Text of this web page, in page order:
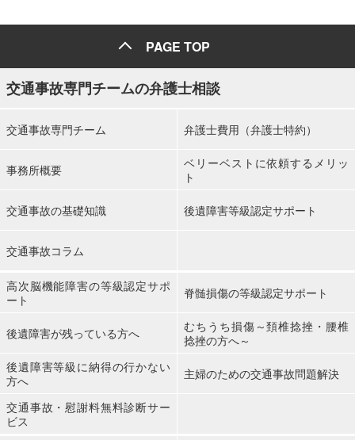
PAGE TOP
交通事故専門チームの弁護士相談
交通事故専門チーム 弁護士費用（弁護士特約）
事務所概要
ベリーベストに依頼するメリッ
ト
交通事故の基礎知識 後遺障害等級認定サポート
交通事故コラム
高次脳機能障害の等級認定サポ
ート
脊髄損傷の等級認定サポート
後遺障害が残っている方へ
むちうち損傷～頚椎捻挫・腰椎
捻挫の方へ～
後遺障害等級に納得の行かない
方へ
主婦のための交通事故問題解決
交通事故・慰謝料無料診断サー
ビス